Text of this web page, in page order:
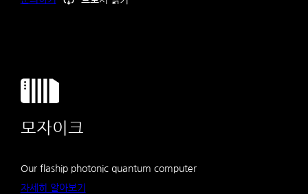
모자이크
Our flaship photonic quantum computer
자세히 알아보기